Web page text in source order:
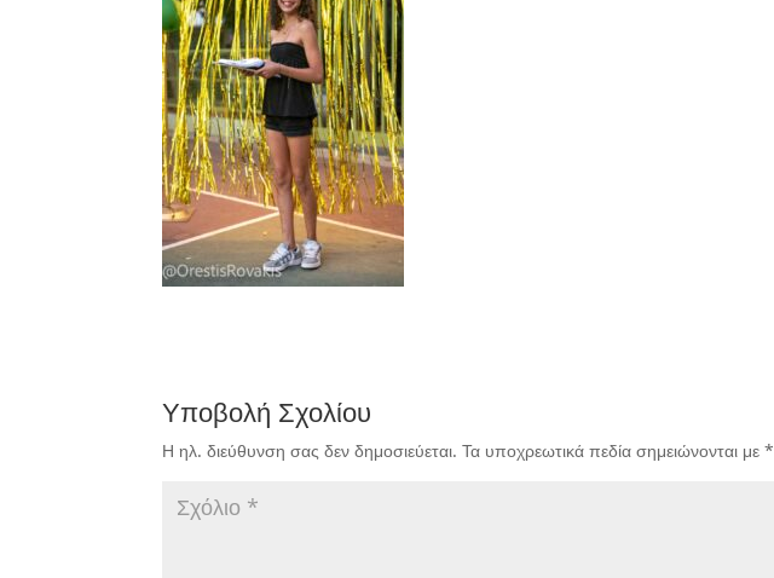
Υποβολή Σχολίου
Η ηλ. διεύθυνση σας δεν δημοσιεύεται. Τα υποχρεωτικά πεδία σημειώνονται με*